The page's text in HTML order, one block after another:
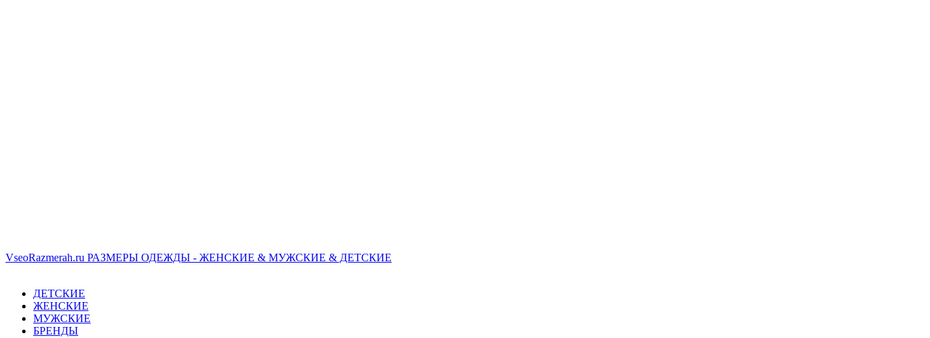
VseoRazmerah.ru РАЗМЕРЫ ОДЕЖДЫ - ЖЕНСКИЕ & МУЖСКИЕ & ДЕТСКИЕ
ДЕТСКИЕ
ЖЕНСКИЕ
МУЖСКИЕ
БРЕНДЫ